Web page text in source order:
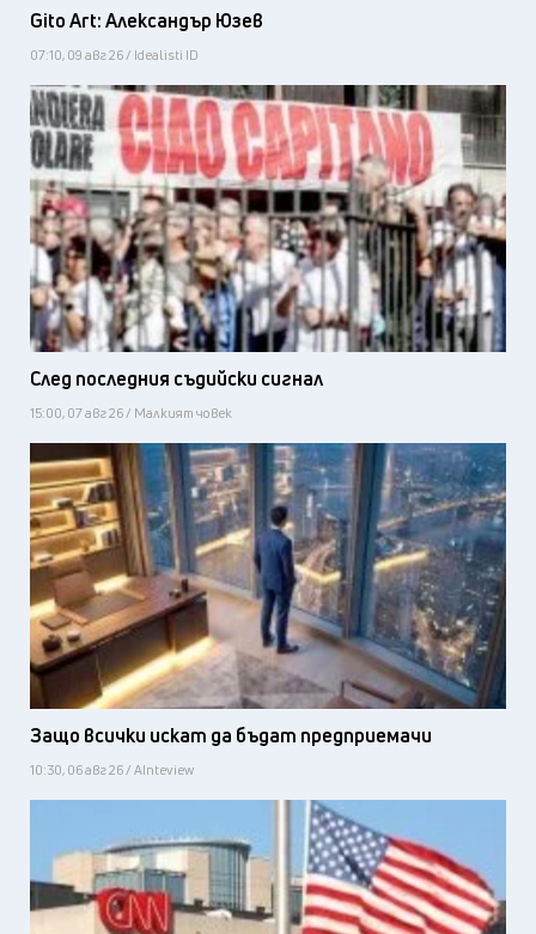
Gito Art: Александър Юзев
07:10, 09 авг 26 / Idealisti ID
След последния съдийски сигнал
15:00, 07 авг 26 / Малкият човек
Защо всички искат да бъдат предприемачи
10:30, 06 авг 26 / AInteview